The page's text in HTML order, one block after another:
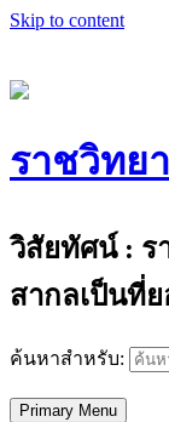
Skip to content
ราชวิทย
วิสัยทัศน์ : ร
สากลเป็นที่
ค้นหาสำหรับ:
Primary Menu